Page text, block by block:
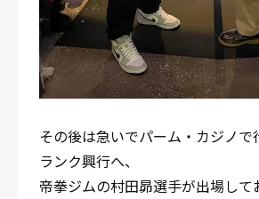
その後は急いでパーム・カジノで
ランク興行へ、
帝拳ジムの村田昴選手が出場して